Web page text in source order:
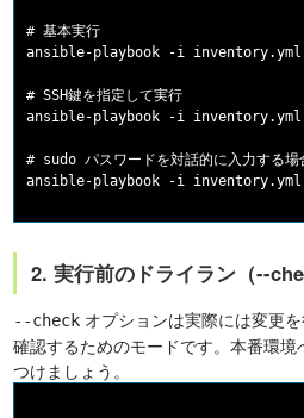
# 基本実行
ansible-playbook -i
# SSH鍵を指定して実行
ansible-playbook -i
# sudo パスワードを対話的に入力する場
2. 実行前のドライラン（--
--check オプションは実際には変更
確認するためのモードです。本番環
つけましょう。